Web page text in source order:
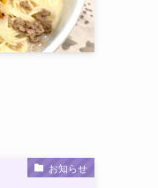
お知らせ